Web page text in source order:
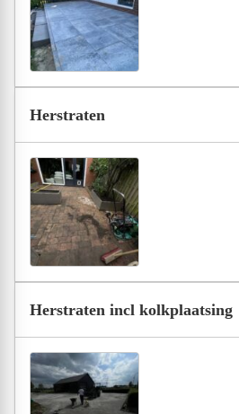
Herstraten
Herstraten incl kolkplaatsing